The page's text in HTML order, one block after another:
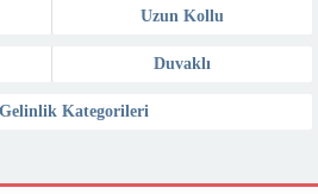
Uzun Kollu
Duvaklı
Kategorileri